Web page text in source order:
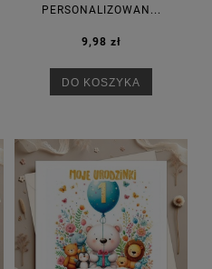
PERSONALIZOWAN...
9,98 zł
DO KOSZYKA